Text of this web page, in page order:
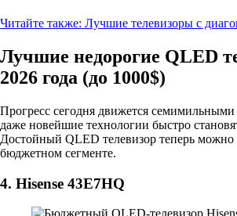
Читайте также: Лучшие телевизоры с
Лучшие недорогие QLED
2026 года (до 1000$)
Прогресс сегодня движется
даже новейшие технологии быстро
Достойный QLED телевизор теперь можно
бюджетном сегменте.
4. Hisense 43E7HQ